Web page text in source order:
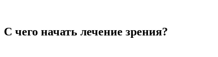
С чего начать лечение зрения?